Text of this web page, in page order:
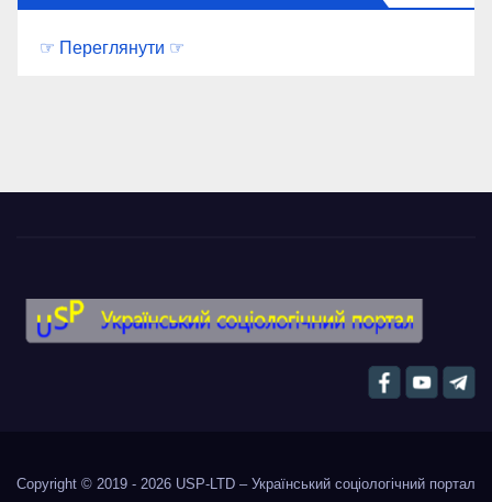
☞ Переглянути ☞
Copyright © 2019 - 2026 USP-LTD – Український соціологічний портал